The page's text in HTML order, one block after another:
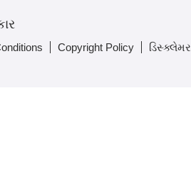
Copyright Policy ડિસ્ક્લેમર